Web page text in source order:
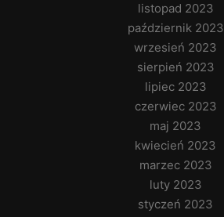
listopad 2023
październik 2023
wrzesień 2023
sierpień 2023
lipiec 2023
czerwiec 2023
maj 2023
kwiecień 2023
marzec 2023
luty 2023
styczeń 2023